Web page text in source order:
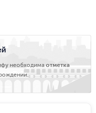
необходима отметка